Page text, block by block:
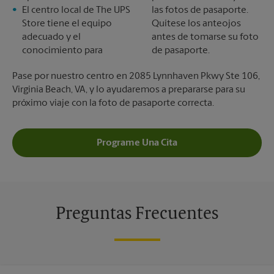
El centro local de The UPS
Store tiene el equipo
adecuado y el
conocimiento para
las fotos de pasaporte.
Quítese los anteojos
antes de tomarse su foto
de pasaporte.
Pase por nuestro centro en 2085 Lynnhaven Pkwy Ste 106,
Virginia Beach, VA, y lo ayudaremos a prepararse para su
próximo viaje con la foto de pasaporte correcta.
Programe Una Cita
Preguntas Frecuentes